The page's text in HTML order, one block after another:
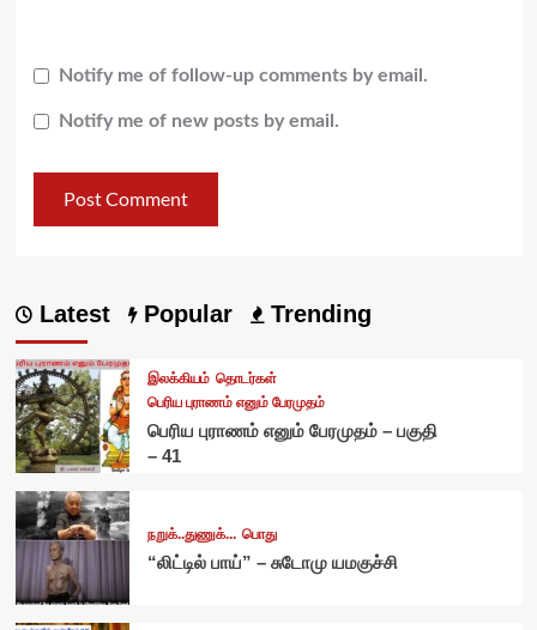
Notify me of follow-up comments by email.
Notify me of new posts by email.
Latest Popular Trending
இலக்கியம் தொடர்கள்
பெரிய புராணம் எனும் பேரமுதம்
பெரிய புராணம் எனும் பேரமுதம் – பகுதி
– 41
நறுக்..துணுக்... பொது
“லிட்டில் பாய்” – சுடோமு யமகுச்சி